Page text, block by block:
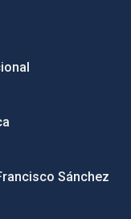
Sánchez